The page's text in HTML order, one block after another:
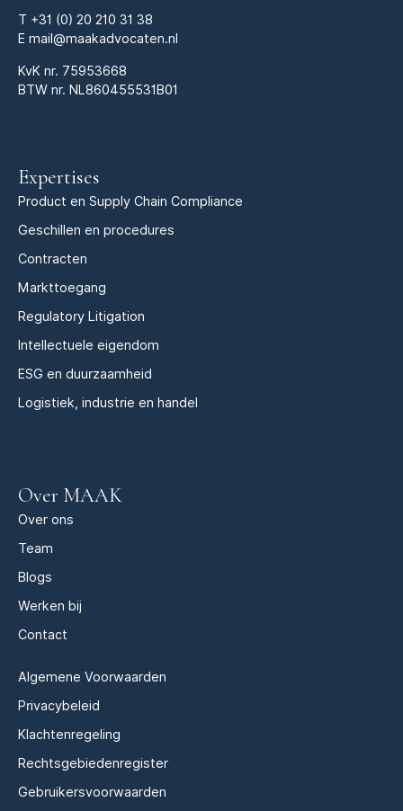
T +31 (0) 20 210 31 38
E mail@maakadvocaten.nl
KvK nr. 75953668
BTW nr. NL860455531B01
Expertises
Product en Supply Chain Compliance
Geschillen en procedures
Contracten
Markttoegang
Regulatory Litigation
Intellectuele eigendom
ESG en duurzaamheid
Logistiek, industrie en handel
Over MAAK
Over ons
Team
Blogs
Werken bij
Contact
Algemene Voorwaarden
Privacybeleid
Klachtenregeling
Rechtsgebiedenregister
Gebruikersvoorwaarden